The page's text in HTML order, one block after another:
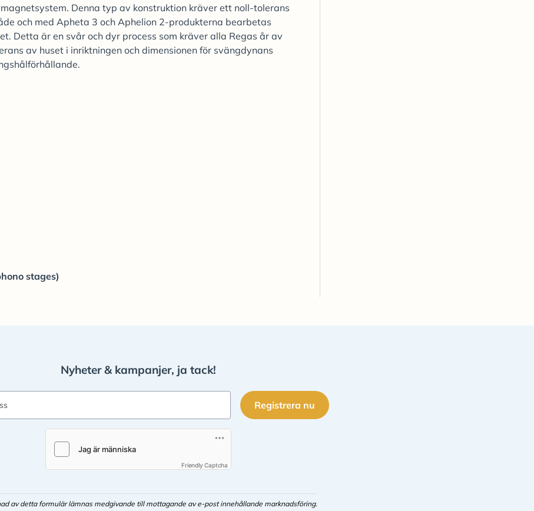
Denna typ av konstruktion kräver ett noll-tolerans
och med Apheta 3 och Aphelion 2-produkterna bearbetas
Detta är en svår och dyr process som kräver alla Regas år av
av huset i inriktningen och dimensionen för svängdynans
stages)
Nyheter & kampanjer, ja tack!
Registrera nu
Friendly Captcha
av detta formulär lämnas medgivande till mottagande av e-post innehållande marknadsföring.